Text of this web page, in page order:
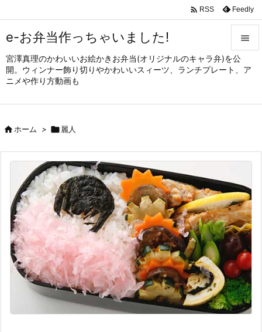
e-お弁当作っちゃいました!
宮澤真理のかわいいお絵かきお弁当(オリジナルのキャラ弁)を公
開。ウィンナー飾り切りやかわいいスィーツ、ランチプレート、ア
ニメや作り方動画も


メニュ
サイド


検索
 RSS Feedly
ホーム > 麗人